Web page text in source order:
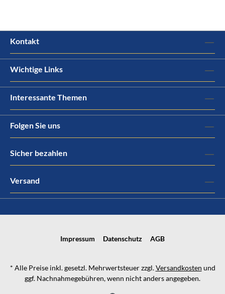
Kontakt
Wichtige Links
Interessante Themen
Folgen Sie uns
Sicher bezahlen
Versand
Impressum Datenschutz AGB
* Alle Preise inkl. gesetzl. Mehrwertsteuer zzgl.Versandkosten und
ggf. Nachnahmegebühren, wenn nicht anders angegeben.